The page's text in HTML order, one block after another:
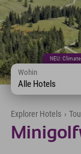
NEU:
Wohin
Alle Hotels
Explorer Hotels ›